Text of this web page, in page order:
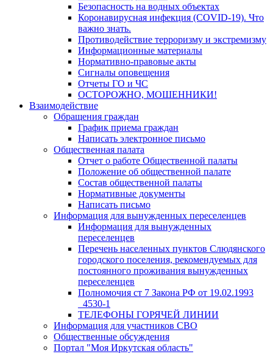
Безопасность на водных объектах
Коронавирусная инфекция (COVID-19). Что
важно знать.
Противодействие терроризму и экстремизму
Информационные материалы
Нормативно-правовые акты
Сигналы оповещения
Отчеты ГО и ЧС
ОСТОРОЖНО, МОШЕННИКИ!
Взаимодействие
Обращения граждан
График приема граждан
Написать электронное письмо
Общественная палата
Отчет о работе Общественной палаты
Положение об общественной палате
Состав общественной палаты
Нормативные документы
Написать письмо
Информация для вынужденных переселенцев
Информация для вынужденных
переселенцев
Перечень населенных пунктов Слюдянского
городского поселения, рекомендуемых для
постоянного проживания вынужденных
переселенцев
Полномочия ст 7 Закона РФ от 19.02.1993
_4530-1
ТЕЛЕФОНЫ ГОРЯЧЕЙ ЛИНИИ
Информация для участников СВО
Общественные обсуждения
Портал "Моя Иркутская область"